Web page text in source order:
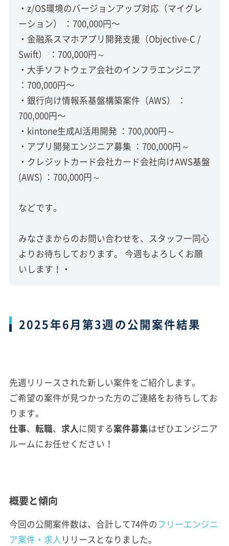
・z/OS環境のバージョンアップ対応（マイグレ
ーション） ：700,000円〜
・金融系スマホアプリ開発支援（Objective-C /
Swift） ：700,000円～
・大手ソフトウェア会社のインフラエンジニア
：700,000円〜
・銀行向け情報系基盤構築案件（AWS） ：
700,000円〜
・kintone生成AI活用開発 ：700,000円～
・アプリ開発エンジニア募集 ：700,000円～
・クレジットカード会社カード会社向けAWS基盤
(AWS) ：700,000円～
などです。
みなさまからのお問い合わせを、スタッフ一同心
よりお待ちしております。 今週もよろしくお願
いします！・
2025年6月第3週の公開案件結果
先週リリースされた新しい案件をご紹介します。
ご希望の案件が見つかった方のご連絡をお待ちしてお
ります。
仕事、 転職、 求人に関する案件募集はぜひエンジニア
ルームにお任せください！
概要と傾向
今回の公開案件数は、合計して74件のフリーエンジニ
ア案件・求人 リリースとなりました。